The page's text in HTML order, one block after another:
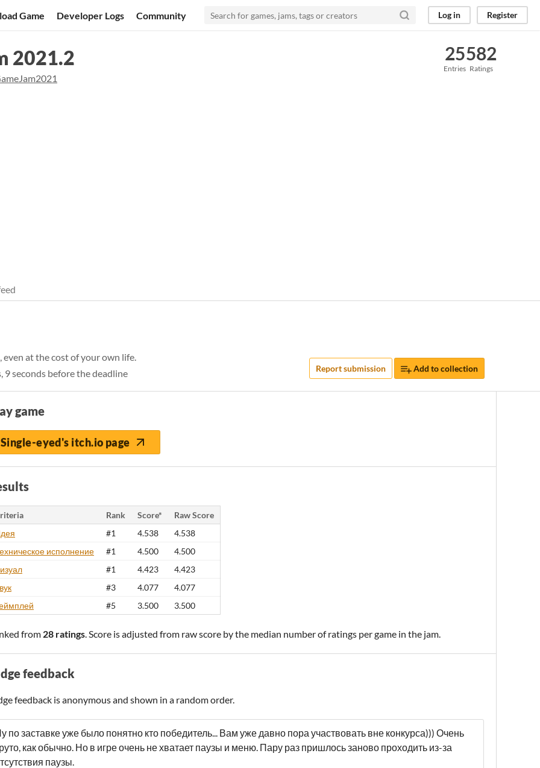
Game Developer Logs Community Log in Register
2021.2 25
Entries
582
Ratings
at the cost of your own life.
9 seconds before the deadline Report submission Add to collection
game
Single-eyed's itch.io page
Rank Score*
Raw Score
#1 4.538
4.538
исполнение
#1 4.500
4.500
#1 4.423
4.423
#3 4.077
4.077
#5 3.500 3.500
from 28 ratings. Score is adjusted from raw score by the median number of ratings per game in the jam.
feedback
feedback is anonymous and shown in a random order.
по заставке уже было понятно кто победитель... Вам уже давно пора участвовать вне конкурса))) Очень
как обычно. Но в игре очень не хватает паузы и меню. Пару раз пришлось заново проходить из-за
паузы.